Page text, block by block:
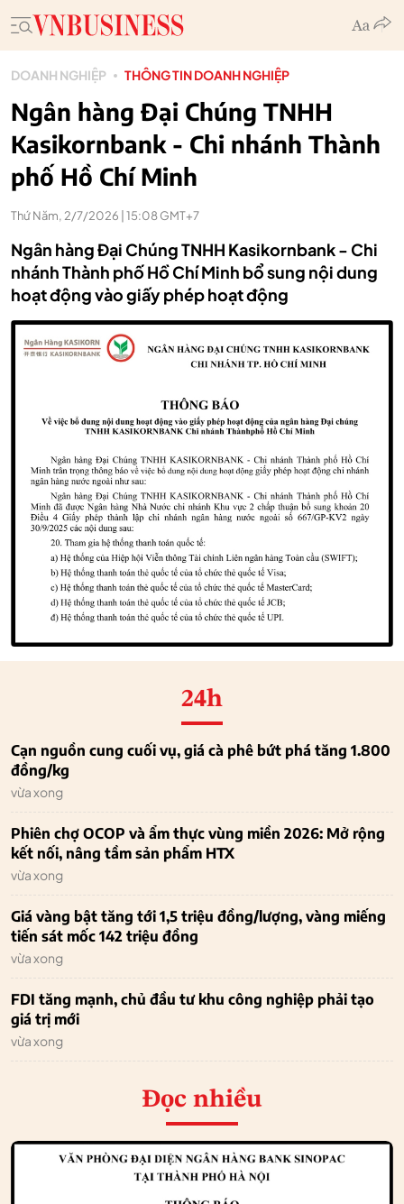
DOANH NGHIỆP THÔNG TIN DOANH NGHIỆP
Ngân hàng Đại Chúng TNHH
Kasikornbank - Chi nhánh Thành
phố Hồ Chí Minh
Thứ Năm, 2/7/2026 | 15:08 GMT+7
Ngân hàng Đại Chúng TNHH Kasikornbank - Chi
nhánh Thành phố Hồ Chí Minh bổ sung nội dung
hoạt động vào giấy phép hoạt động
24h
Cạn nguồn cung cuối vụ, giá cà phê bứt phá tăng 1.800
đồng/kg
vừa xong
Phiên chợ OCOP và ẩm thực vùng miền 2026: Mở rộng
kết nối, nâng tầm sản phẩm HTX
vừa xong
Giá vàng bật tăng tới 1,5 triệu đồng/lượng, vàng miếng
tiến sát mốc 142 triệu đồng
vừa xong
FDI tăng mạnh, chủ đầu tư khu công nghiệp phải tạo
giá trị mới
vừa xong
Đọc nhiều